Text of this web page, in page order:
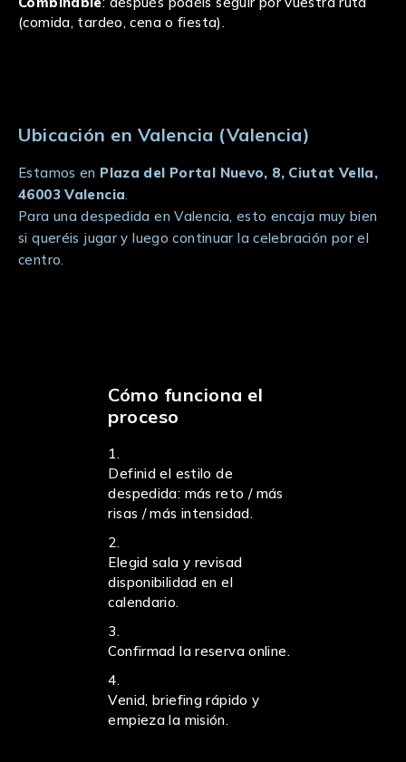
(comida, tardeo, cena o fiesta).
Ubicación en Valencia (Valencia)
Estamos en Plaza del Portal Nuevo, 8, Ciutat Vella,
46003 Valencia.
Para una despedida en Valencia, esto encaja muy bien
si queréis jugar y luego continuar la celebración por el
centro.
Cómo funciona el
proceso
Definid el estilo de
despedida: más reto / más
risas / más intensidad.
Elegid sala y revisad
disponibilidad en el
calendario.
Confirmad la reserva online.
Venid, briefing rápido y
empieza la misión.